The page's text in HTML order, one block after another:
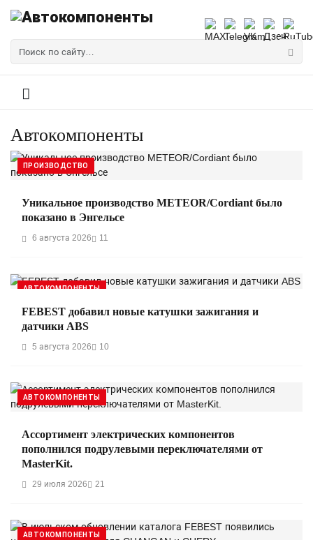
Автокомпоненты
ПРОИЗВОДСТВО
Уникальное производство METEOR/Cordiant было
показано в Энгельсе
6 августа 2026 11
АВТОКОМПОНЕНТЫ
FEBEST добавил новые катушки зажигания и
датчики ABS
5 августа 2026 10
АВТОКОМПОНЕНТЫ
Ассортимент электрических компонентов
пополнился подрулевыми переключателями от
MasterKit.
29 июля 2026 21
АВТОКОМПОНЕНТЫ